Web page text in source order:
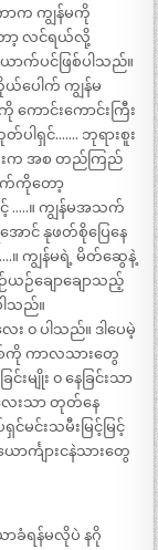
ာက ကျွန်မကို
ော့ လင်ရယ်လို့
ာက်ပင်ဖြစ်ပါသည်။
ပေါက် ကျွန်မ
ောင်းကောင်းကြီး
ပါရှင်……. ဘုရားစူး
ေးက အစ တည်ကြည်
က်ကိုတော့
င့် …..။ ကျွန်မအသက်
င် နုဖတ်စိုပြေနေ
။ ကျွန်မရဲ့ မိတ်ဆွေနဲ့
ချောချောသည့်
ါသည်။
ပါသည်။ ဒါပေမဲ့
စ်ကို ကာလသားတွေ
ျိုး ၀ နေခြင်းသာ
ေးသာ တုတ်နေ
င်းသမီးမြင့်မြင့်
င်္ကျားငနဲသားတွေ
ာခံရန်မလိုပဲ နဂို